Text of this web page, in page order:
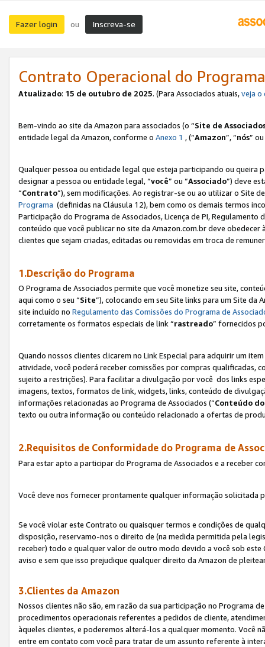
Fazer login ou Inscreva-se
Contrato Operacional do
Atualizado: 15 de outubro de 2025. (Para Associados atuais,veja o
Bem-vindo ao site da Amazon para associados (o “Site de
entidade legal da Amazon, conforme o Anexo 1 , (“Amazon”, “nós”
Qualquer pessoa ou entidade legal que esteja participando ou queira
designar a pessoa ou entidade legal, “você” ou “Associado”) deve
“Contrato”), sem modificações. Ao registrar-se ou ao utilizar o Site
Programa (definidas na Cláusula 12), bem como os demais termos
Participação do Programa de Associados, Licença de PI,
conteúdo que você publicar no site da Amazon.com.br deve
clientes que sejam criadas, editadas ou removidas em troca de
1.Descrição do Programa
O Programa de Associados permite que você monetize seu site,
aqui como o seu “Site”), colocando em seu Site links para um Site da
site incluído no Regulamento das Comissões do Programa de
corretamente os formatos especiais de link “rastreado” fornecidos
Quando nossos clientes clicarem no Link Especial para adquirir um
atividade, você poderá receber comissões por compras qualificadas,
sujeito a restrições). Para facilitar a divulgação por você dos links
imagens, textos, formatos de link, widgets, links, conteúdo de
informações relacionadas ao Programa de Associados (“Conteúdo
texto ou outra informação ou conteúdo relacionado a ofertas de
2.Requisitos de Conformidade do Programa de
Para estar apto a participar do Programa de Associados e a receber
Você deve nos fornecer prontamente qualquer informação solicitada
Se você violar este Contrato ou quaisquer termos e condições de
disposição, reservamo-nos o direito de (na medida permitida pela
receber) todo e qualquer valor de outro modo devido a você sob
aviso e sem que isso prejudique qualquer direito da Amazon de
3.Clientes da Amazon
Nossos clientes não são, em razão da sua participação no Programa
procedimentos operacionais referentes a pedidos de cliente,
àqueles clientes, e poderemos alterá-los a qualquer momento. Você
entre em contato com você para tratar de um assunto referente à